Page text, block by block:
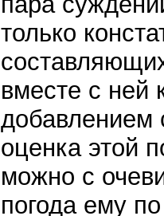
только
вместе с ней
добавлением
оценка этой
можно с
погода ему